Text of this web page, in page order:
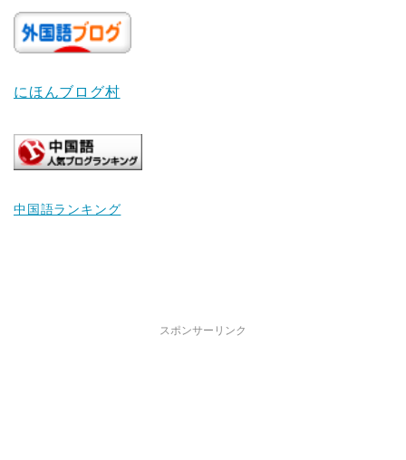
にほんブログ村
中国語ランキング
スポンサーリンク